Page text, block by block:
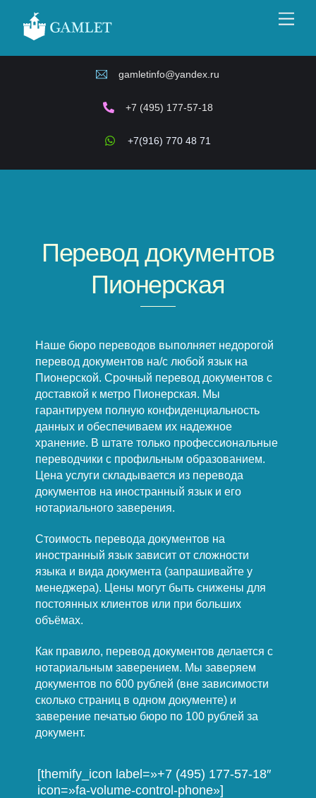
content
gamletinfo@yandex.ru
+7 (495) 177-57-18
+7(916) 770 48 71
Перевод документов
Пионерская
Наше бюро переводов выполняет недорогой
перевод документов на/с любой язык на
Пионерской. Срочный перевод документов с
доставкой к метро Пионерская. Мы
гарантируем полную конфиденциальность
данных и обеспечиваем их надежное
хранение. В штате только профессиональные
переводчики с профильным образованием.
Цена услуги складывается из перевода
документов на иностранный язык и его
нотариального заверения.
Стоимость перевода документов на
иностранный язык зависит от сложности
языка и вида документа (запрашивайте у
менеджера). Цены могут быть снижены для
постоянных клиентов или при больших
объёмах.
Как правило, перевод документов делается с
нотариальным заверением. Мы заверяем
документов по 600 рублей (вне зависимости
сколько страниц в одном документе) и
заверение печатью бюро по 100 рублей за
документ.
[themify_icon label=»+7 (495) 177-57-18″
icon=»fa-volume-control-phone»]